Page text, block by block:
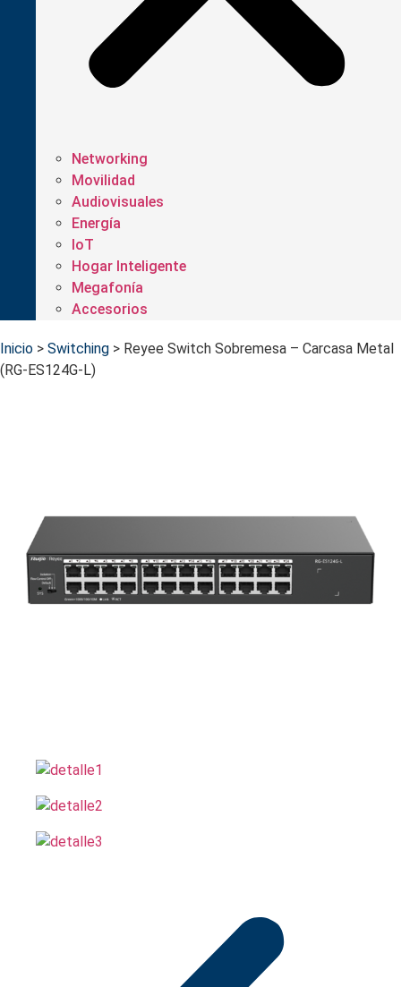
Networking
Movilidad
Audiovisuales
Energía
IoT
Hogar Inteligente
Megafonía
Accesorios
Inicio > Switching > Reyee Switch Sobremesa – Carcasa Metal
(RG-ES124G-L)